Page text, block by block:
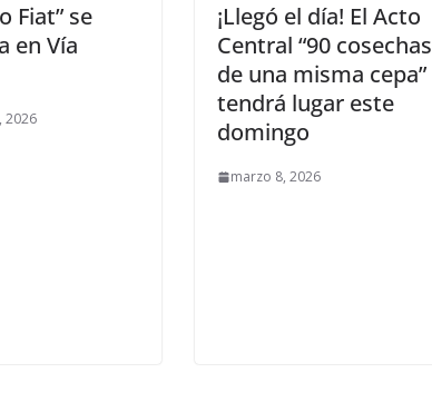
Fiat” se
en Vía
2026
¡Llegó el día! El Acto
Central “90 cosechas
de una misma cepa”
tendrá lugar este
domingo
marzo 8, 2026